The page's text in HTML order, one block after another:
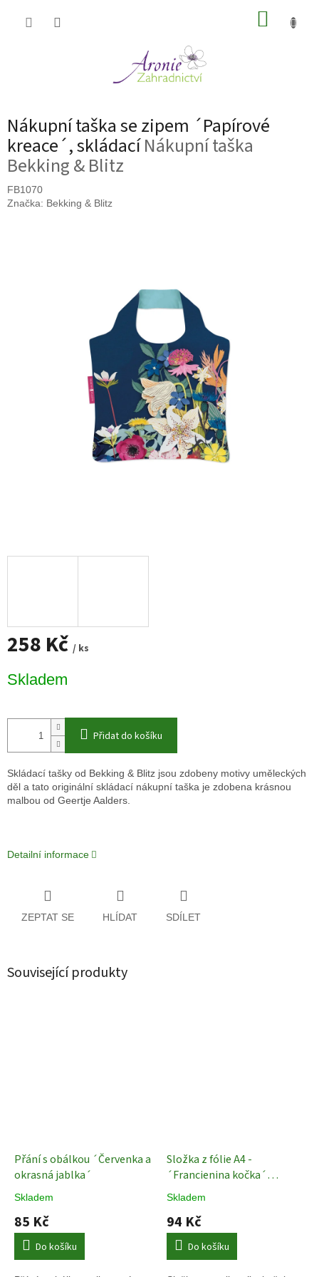
Nákupní taška se zipem ´Papírové
kreace´, skládacíNákupní taška
Bekking & Blitz
FB1070
Značka: Bekking & Blitz
258 Kč / ks
cena:
Skladem
Přidat do košíku
Skládací tašky od Bekking & Blitz jsou zdobeny motivy uměleckých
děl a tato originální skládací nákupní taška je zdobena krásnou
malbou od Geertje Aalders.
Detailní informace
ZEPTAT SE HLÍDAT SDÍLET
Související produkty
Přání s obálkou ´Červenka a
okrasná jablka´
Skladem
85 Kč
Do košíku
Složka z fólie A4 -
´Francienina kočka´
Francien van Westering
Složka na papíry
Skladem
94 Kč
Do košíku